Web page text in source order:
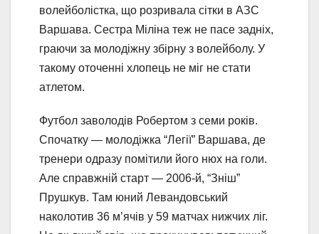
волейболістка, що розривала сітки в АЗС
Варшава. Сестра Міліна теж не пасе задніх,
граючи за молодіжну збірну з волейболу. У
такому оточенні хлопець не міг не стати
атлетом.
Футбол заволодів Робертом з семи років.
Спочатку — молодіжка “Легії” Варшава, де
тренери одразу помітили його нюх на голи.
Але справжній старт — 2006-й, “Зніш”
Прушкув. Там юний Левандовський
наколотив 36 м’ячів у 59 матчах нижчих ліг.